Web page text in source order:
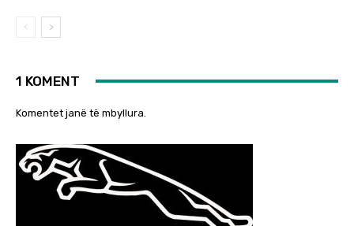
1 KOMENT
Komentet janë të mbyllura.